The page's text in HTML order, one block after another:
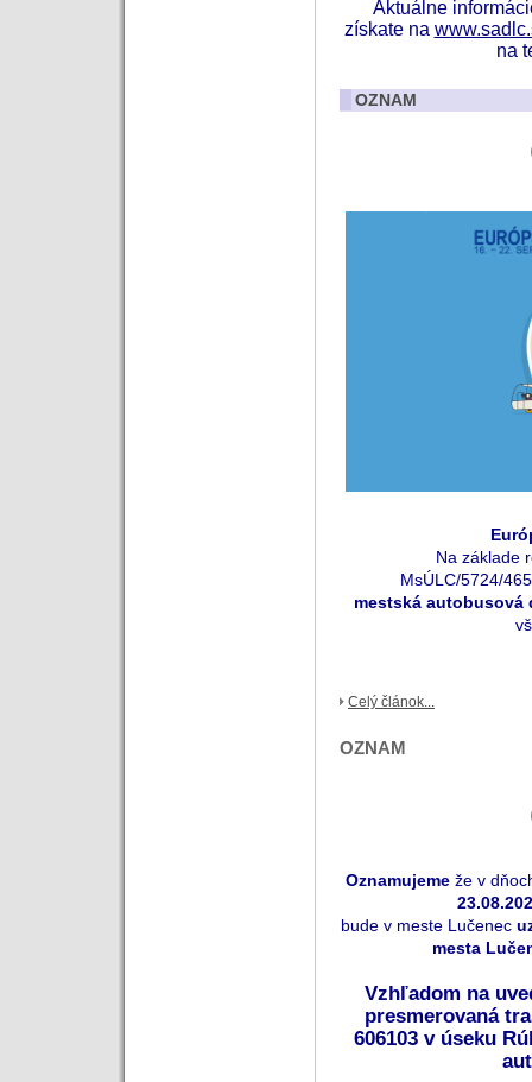
Aktuálne
získate na
na
OZNAM
Eur
Na základe
MsÚLC/5724/
mestská autobusová
Celý článok...
OZNAM
Oznamujeme že v
bude v meste Lučenec
mesta
Vzhľadom na
presmerovaná
606103 v úseku